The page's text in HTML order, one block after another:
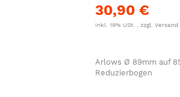
30,90 €
inkl. 19% USt. , zzgl.Versand
Arlows Ø 89mm auf
Reduzierbogen